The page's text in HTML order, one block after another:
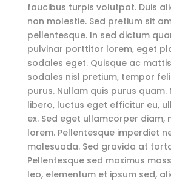
faucibus turpis volutpat. Duis
non molestie. Sed pretium sit
pellentesque. In sed dictum
pulvinar porttitor lorem, eget
sodales eget. Quisque ac
sodales nisl pretium, tempor
purus. Nullam quis purus quam.
libero, luctus eget efficitur eu,
ex. Sed eget ullamcorper diam,
lorem. Pellentesque imperdiet
malesuada. Sed gravida at
Pellentesque sed maximus
leo, elementum et ipsum sed,